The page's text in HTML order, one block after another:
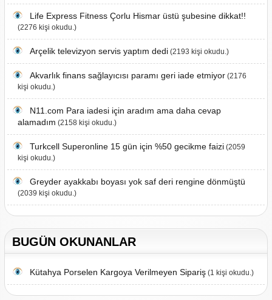
Life Express Fitness Çorlu Hismar üstü şubesine dikkat!!
(2276 kişi okudu.)
Arçelik televizyon servis yaptım dedi(2193 kişi okudu.)
Akvarlık finans sağlayıcısı paramı geri iade etmiyor(2176
kişi okudu.)
N11.com Para iadesi için aradım ama daha cevap
alamadım (2158 kişi okudu.)
Turkcell Superonline 15 gün için %50 gecikme faizi(2059
kişi okudu.)
Greyder ayakkabı boyası yok saf deri rengine dönmüştü
(2039 kişi okudu.)
BUGÜN OKUNANLAR
Kütahya Porselen Kargoya Verilmeyen Sipariş(1 kişi okudu.)